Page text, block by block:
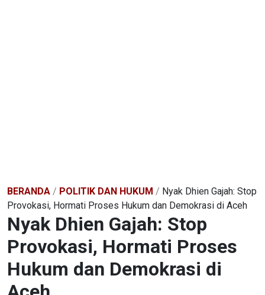
BERANDA / POLITIK DAN HUKUM / Nyak Dhien Gajah: Stop
Provokasi, Hormati Proses Hukum dan Demokrasi di Aceh
Nyak Dhien Gajah: Stop
Provokasi, Hormati Proses
Hukum dan Demokrasi di